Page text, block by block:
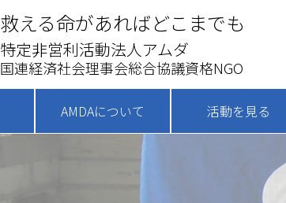
救える命があればどこまでも
特定非営利活動法人アムダ
国連経済社会理事会総合協議資格NGO
AMDAについて 活動を見る